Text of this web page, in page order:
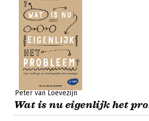
Peter van Loevezijn
Wat is nu eigenlijk het